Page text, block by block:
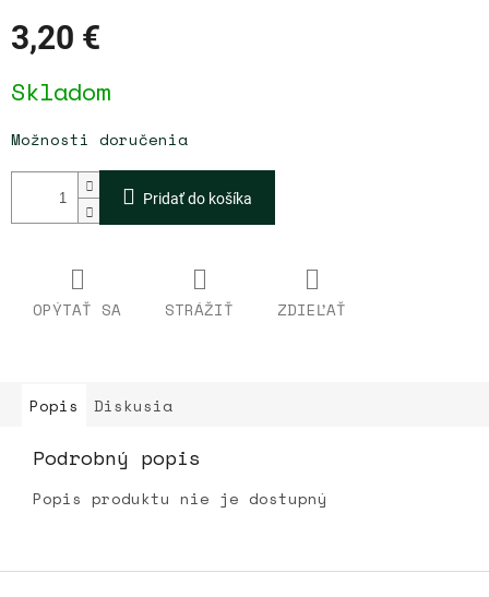
3,20 €
cena:
Skladom
Možnosti doručenia
Pridať do košíka
OPÝTAŤ SA STRÁŽIŤ ZDIEĽAŤ
Popis Diskusia
Podrobný popis
Popis produktu nie je dostupný
Z